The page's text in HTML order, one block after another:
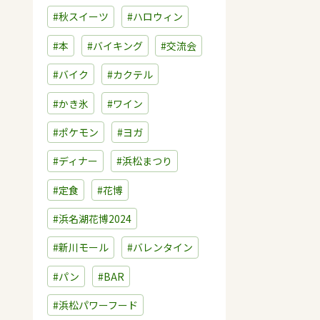
#秋スイーツ #ハロウィン
#本 #バイキング #交流会
#バイク #カクテル
#かき氷 #ワイン
#ポケモン #ヨガ
#ディナー #浜松まつり
#定食 #花博
#浜名湖花博2024
#新川モール #バレンタイン
#パン #BAR
#浜松パワーフード